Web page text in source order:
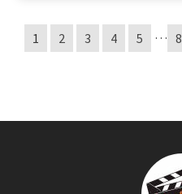
1 2 3 4 5 … 8